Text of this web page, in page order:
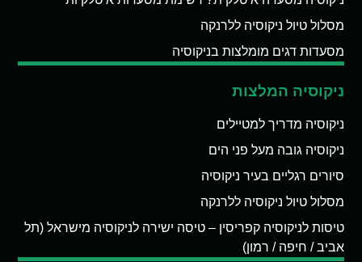
מסלול טיול ניקוסיה ללרנקה
מסעדות דגים מומלצות בניקוסיה
ניקוסיה המלצות
ניקוסיה מדריך למטיילים
ניקוסיה גובה מעל פני הים
סיורים רגליים בעיר ניקוסיה
מסלול טיול ניקוסיה ללרנקה
טיסות לניקוסיה קפריסין – טיסה ישירה לניקוסיה מישראל (תל
אביב / חיפה / רמון)